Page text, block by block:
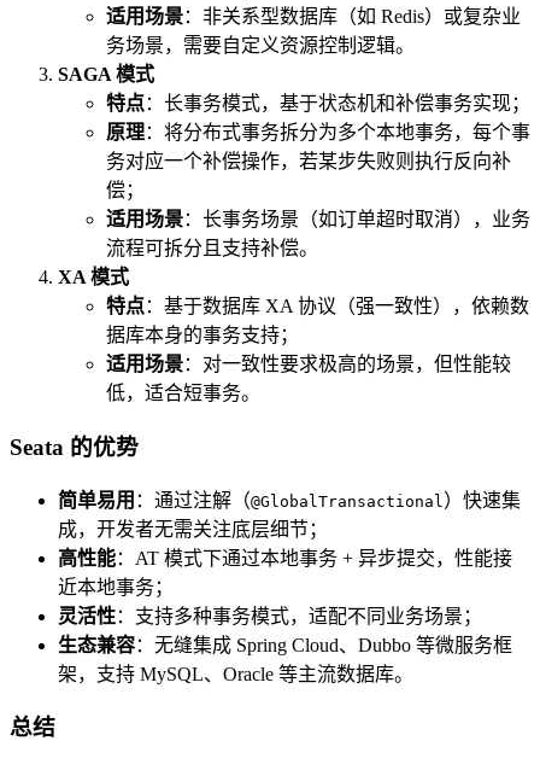
适用场景：非关系型数据库（如 Redis）或复杂业
务场景，需要自定义资源控制逻辑。
SAGA 模式
特点：长事务模式，基于状态机和补偿事务实现；
原理：将分布式事务拆分为多个本地事务，每个事
务对应一个补偿操作，若某步失败则执行反向补
偿；
适用场景：长事务场景（如订单超时取消），业务
流程可拆分且支持补偿。
XA 模式
特点：基于数据库 XA 协议（强一致性），依赖数
据库本身的事务支持；
适用场景：对一致性要求极高的场景，但性能较
低，适合短事务。
Seata 的优势
简单易用 ：通过注解（@GlobalTransactional ）快速集
成，开发者无需关注底层细节；
高性能：AT 模式下通过本地事务 + 异步提交，性能接
近本地事务；
灵活性：支持多种事务模式，适配不同业务场景；
生态兼容：无缝集成 Spring Cloud、Dubbo 等微服务框
架，支持 MySQL、Oracle 等主流数据库。
总结